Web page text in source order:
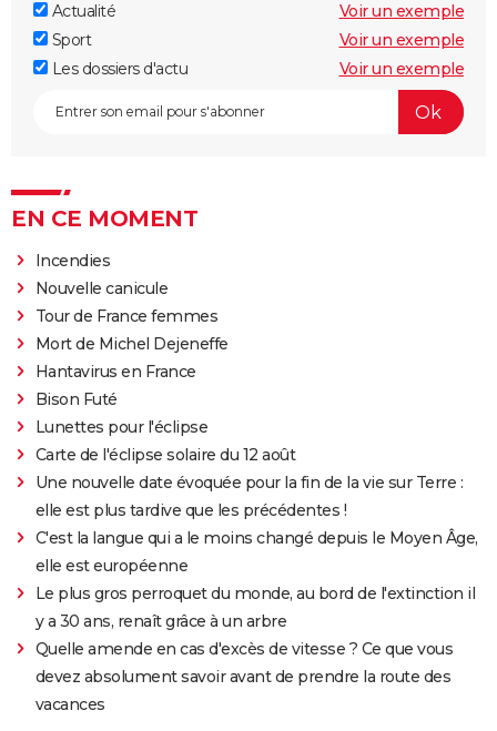
Actualité
Voir un exemple
Sport
Voir un exemple
Les dossiers d'actu
Voir un exemple
EN CE MOMENT
Incendies
Nouvelle canicule
Tour de France femmes
Mort de Michel Dejeneffe
Hantavirus en France
Bison Futé
Lunettes pour l'éclipse
Carte de l'éclipse solaire du 12 août
Une nouvelle date évoquée pour la fin de la vie sur Terre :
elle est plus tardive que les précédentes !
C'est la langue qui a le moins changé depuis le Moyen Âge,
elle est européenne
Le plus gros perroquet du monde, au bord de l'extinction il
y a 30 ans, renaît grâce à un arbre
Quelle amende en cas d'excès de vitesse ? Ce que vous
devez absolument savoir avant de prendre la route des
vacances